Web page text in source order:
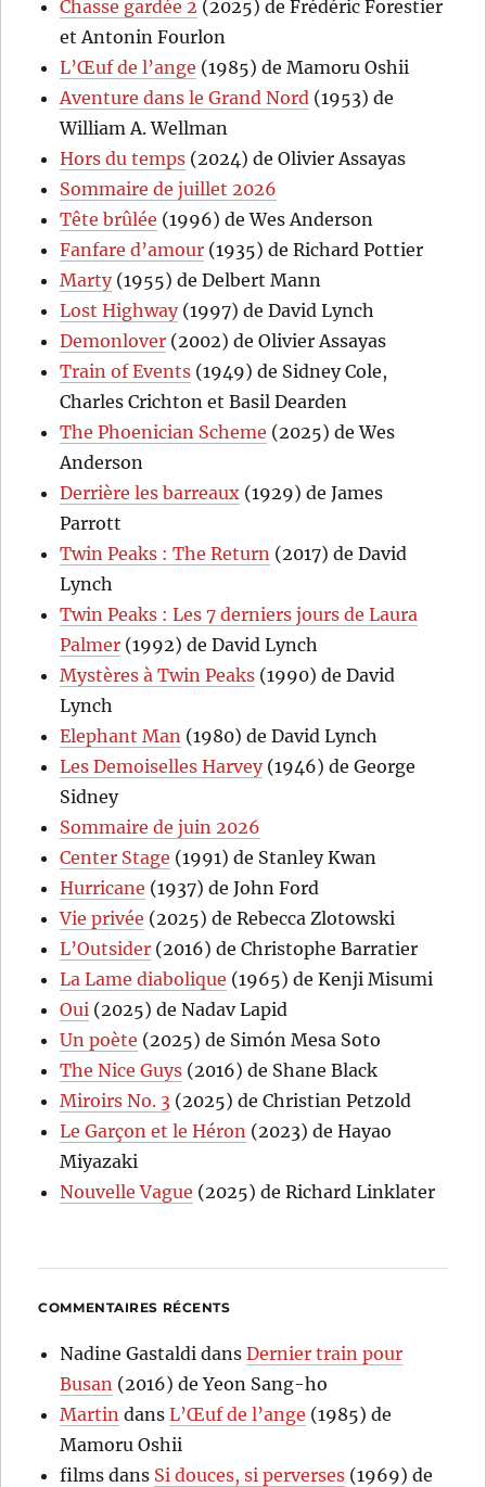
Chasse gardée 2 (2025) de Frédéric Forestier
et Antonin Fourlon
L’Œuf de l’ange (1985) de Mamoru Oshii
Aventure dans le Grand Nord (1953) de
William A. Wellman
Hors du temps (2024) de Olivier Assayas
Sommaire de juillet 2026
Tête brûlée (1996) de Wes Anderson
Fanfare d’amour (1935) de Richard Pottier
Marty(1955) de Delbert Mann
Lost Highway(1997) de David Lynch
Demonlover (2002) de Olivier Assayas
Train of Events (1949) de Sidney Cole,
Charles Crichton et Basil Dearden
The Phoenician Scheme (2025) de Wes
Anderson
Derrière les barreaux (1929) de James
Parrott
Twin Peaks : The Return (2017) de David
Lynch
Twin Peaks : Les 7 derniers jours de Laura
Palmer (1992) de David Lynch
Mystères à Twin Peaks (1990) de David
Lynch
Elephant Man (1980) de David Lynch
Les Demoiselles Harvey(1946) de George
Sidney
Sommaire de juin 2026
Center Stage (1991) de Stanley Kwan
Hurricane (1937) de John Ford
Vie privée (2025) de Rebecca Zlotowski
L’Outsider (2016) de Christophe Barratier
La Lame diabolique (1965) de Kenji Misumi
Oui (2025) de Nadav Lapid
Un poète (2025) de Simón Mesa Soto
The Nice Guys (2016) de Shane Black
Miroirs No. 3 (2025) de Christian Petzold
Le Garçon et le Héron (2023) de Hayao
Miyazaki
Nouvelle Vague (2025) de Richard Linklater
COMMENTAIRES RÉCENTS
Nadine Gastaldi dansDernier train pour
Busan (2016) de Yeon Sang-ho
Martin dansL’Œuf de l’ange (1985) de
Mamoru Oshii
films dans Si douces, si perverses (1969) de